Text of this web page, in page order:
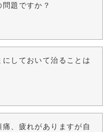
題ですか？
しておいて治ることは
、疲れがありますが自